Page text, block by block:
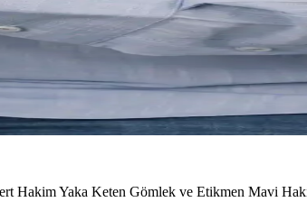
Hakim Yaka Keten Gömlek ve Etikmen Mavi